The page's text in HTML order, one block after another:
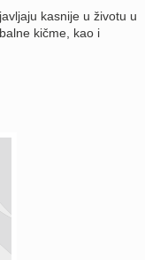
kasnije u životu u
kičme, kao i